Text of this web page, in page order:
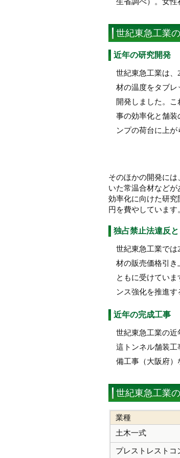
世紀東急工業
近年の研究開発
世紀東急工業は、
材の温度をタブ
開発しました。
事の効率化と舗
ンプの荷台に上
そのほかの開発に
いた常温合材など
効率化に向けた研
円を費やしています
独占禁止法違反
世紀東急工業では
材の販売価格引き
ともに受けてい
ンス強化を推進す
近年の完成工事
世紀東急工業の
這トンネル舗装
備工事（大阪府）
世紀東急工業
業種
土木一式
プレストレストコ